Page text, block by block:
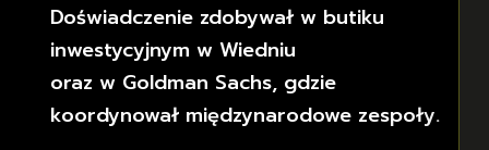
Doświadczenie zdobywał w butiku
inwestycyjnym w Wiedniu
oraz w Goldman Sachs, gdzie
koordynował międzynarodowe zespoły.